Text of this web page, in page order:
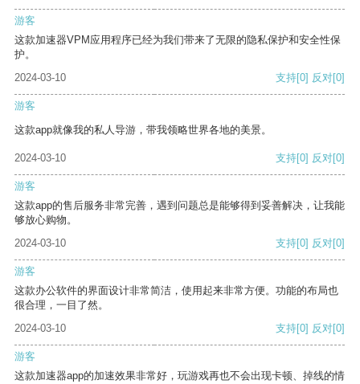
游客
这款加速器VPM应用程序已经为我们带来了无限的隐私保护和安全性保
护。
2024-03-10
支持[0] 反对[0]
游客
这款app就像我的私人导游，带我领略世界各地的美景。
2024-03-10 支持[0] 反对[0]
游客
这款app的售后服务非常完善，遇到问题总是能够得到妥善解决，让我能
够放心购物。
2024-03-10
支持[0] 反对[0]
游客
这款办公软件的界面设计非常简洁，使用起来非常方便。功能的布局也
很合理，一目了然。
2024-03-10
支持[0] 反对[0]
游客
这款加速器app的加速效果非常好，玩游戏再也不会出现卡顿、掉线的情